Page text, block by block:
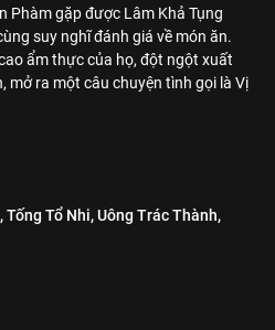
Phàm gặp được Lâm Khả Tụng
suy nghĩ đánh giá về món ăn.
ẩm thực của họ, đột ngột xuất
mở ra một câu chuyện tình gọi là Vị
Tống Tổ Nhi,Uông Trác Thành,